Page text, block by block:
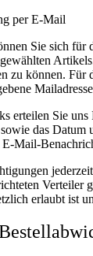
per E-Mail
Sie sich
zu können.
erteilen Sie
das
Mail-
erlaubt ist